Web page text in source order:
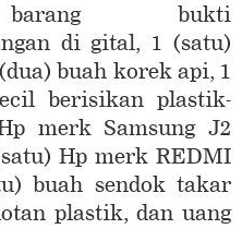
barang bukti
di gital, 1 (satu)
buah korek api, 1
berisikan plastik-
merk Samsung J2
Hp merk REDMI
buah sendok takar
plastik, dan uang